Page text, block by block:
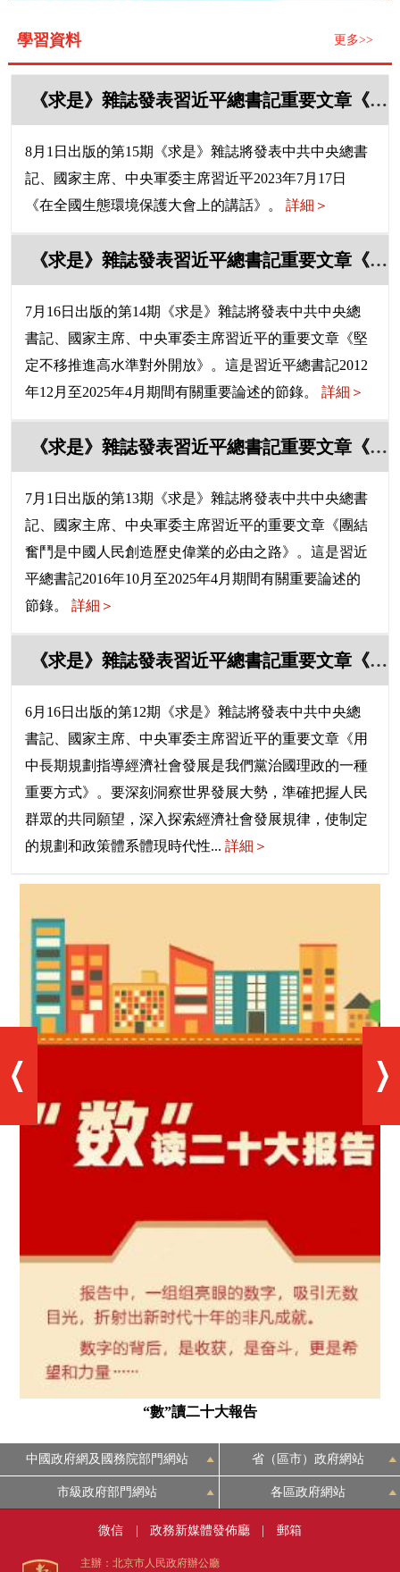
學習資料 更多>>
《求是》雜誌發表習近平總書記重要文章《在全國生態環境保護大會上的講話》
8月1日出版的第15期《求是》雜誌將發表中共中央總書
記、國家主席、中央軍委主席習近平2023年7月17日
《在全國生態環境保護大會上的講話》。詳細＞
《求是》雜誌發表習近平總書記重要文章《堅定不移推進高水準對外開放》
7月16日出版的第14期《求是》雜誌將發表中共中央總
書記、國家主席、中央軍委主席習近平的重要文章《堅
定不移推進高水準對外開放》。這是習近平總書記2012
年12月至2025年4月期間有關重要論述的節錄。詳細＞
《求是》雜誌發表習近平總書記重要文章《團結奮鬥是中國人民創造歷史偉業的必由之路》
7月1日出版的第13期《求是》雜誌將發表中共中央總書
記、國家主席、中央軍委主席習近平的重要文章《團結
奮鬥是中國人民創造歷史偉業的必由之路》。這是習近
平總書記2016年10月至2025年4月期間有關重要論述的
節錄。詳細＞
《求是》雜誌發表習近平總書記重要文章《用中長期規劃指導經濟社會發展是我們黨治國理政的一種重要方式》
6月16日出版的第12期《求是》雜誌將發表中共中央總
書記、國家主席、中央軍委主席習近平的重要文章《用
中長期規劃指導經濟社會發展是我們黨治國理政的一種
重要方式》。要深刻洞察世界發展大勢，準確把握人民
群眾的共同願望，深入探索經濟社會發展規律，使制定
的規劃和政策體系體現時代性...詳細＞
“數”讀二十大報告
中國政府網及國務院部門網站 省（區市）政府網站
市級政府部門網站 各區政府網站
微信 政務新媒體發佈廳 郵箱
主辦：北京市人民政府辦公廳